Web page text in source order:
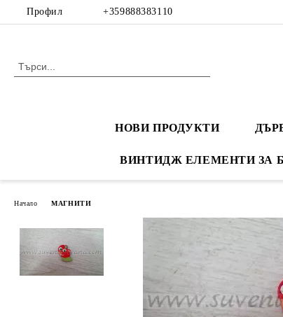
Профил +359888383110
НОВИ ПРОДУКТИ
ВИНТИДЖ ЕЛЕМЕНТИ ЗА
Начало МАГНИТИ